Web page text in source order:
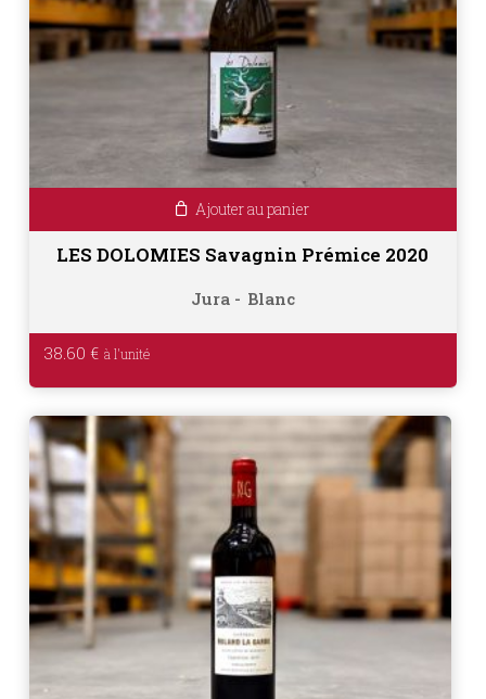
Ajouter au panier
LES DOLOMIES Savagnin Prémice 2020
Jura Blanc
38.60 €